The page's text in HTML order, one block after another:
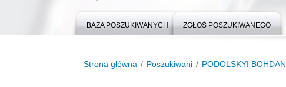
BAZA POSZUKIWANYCH ZGŁOŚ POSZUKIWANEGO
Strona główna Poszukiwani PODOLSKYI BOHDAN